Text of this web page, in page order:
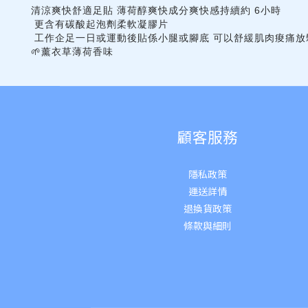
清涼爽快舒適足貼 薄荷醇爽快成分爽快感持續約 6小時
更含有碳酸起泡劑柔軟凝膠片
工作企足一日或運動後貼係小腿或腳底 可以舒緩肌肉痠痛
🌱薰衣草薄荷香味
顧客服務
隱私政策
運送詳情
退換貨政策
條款與細則